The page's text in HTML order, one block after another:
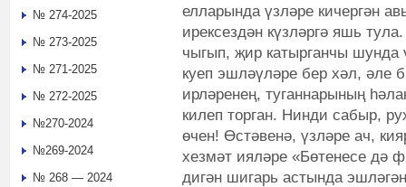
елларында үзләре кичергән
ирексездән күзләргә яшь
чыгып, җир катырганчы шунда
куеп эшләүләре бер хәл, әле
ирләренең, туганнарының
килеп торган. Нинди сабыр,
өчен! Өстәвенә, үзләре ач,
хезмәт ияләре «Бөтенесе дә
дигән шигарь астында
№ 274-2025
№ 273-2025
№ 271-2025
№ 272-2025
№270-2024
№269-2024
№ 268 — 2024